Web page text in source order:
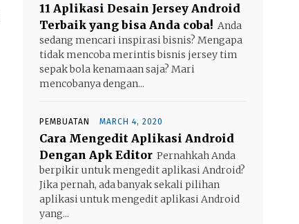
11 Aplikasi Desain Jersey Android
Terbaik yang bisa Anda coba! Anda
sedang mencari inspirasi bisnis? Mengapa
tidak mencoba merintis bisnis jersey tim
sepak bola kenamaan saja? Mari
mencobanya dengan...
PEMBUATAN MARCH 4, 2020
Cara Mengedit Aplikasi Android
Dengan Apk Editor Pernahkah Anda
berpikir untuk mengedit aplikasi Android?
Jika pernah, ada banyak sekali pilihan
aplikasi untuk mengedit aplikasi Android
yang...